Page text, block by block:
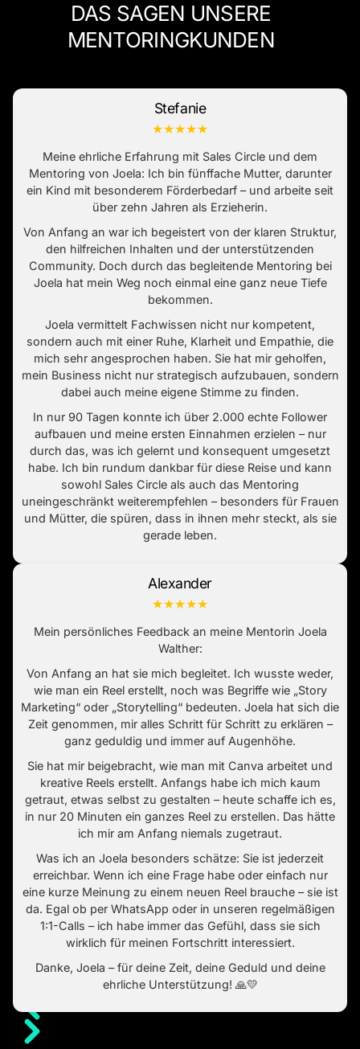
DAS SAGEN UNSERE
MENTORINGKUNDEN
Stefanie
★★★★★
Meine ehrliche Erfahrung mit Sales Circle und dem
Mentoring von Joela: Ich bin fünffache Mutter, darunter
ein Kind mit besonderem Förderbedarf – und arbeite seit
über zehn Jahren als Erzieherin.
Von Anfang an war ich begeistert von der klaren Struktur,
den hilfreichen Inhalten und der unterstützenden
Community. Doch durch das begleitende Mentoring bei
Joela hat mein Weg noch einmal eine ganz neue Tiefe
bekommen.
Joela vermittelt Fachwissen nicht nur kompetent,
sondern auch mit einer Ruhe, Klarheit und Empathie, die
mich sehr angesprochen haben. Sie hat mir geholfen,
mein Business nicht nur strategisch aufzubauen, sondern
dabei auch meine eigene Stimme zu finden.
In nur 90 Tagen konnte ich über 2.000 echte Follower
aufbauen und meine ersten Einnahmen erzielen – nur
durch das, was ich gelernt und konsequent umgesetzt
habe. Ich bin rundum dankbar für diese Reise und kann
sowohl Sales Circle als auch das Mentoring
uneingeschränkt weiterempfehlen – besonders für Frauen
und Mütter, die spüren, dass in ihnen mehr steckt, als sie
gerade leben.
Alexander
★★★★★
Mein persönliches Feedback an meine Mentorin Joela
Walther:
Von Anfang an hat sie mich begleitet. Ich wusste weder,
wie man ein Reel erstellt, noch was Begriffe wie „Story
Marketing“ oder „Storytelling“ bedeuten. Joela hat sich die
Zeit genommen, mir alles Schritt für Schritt zu erklären –
ganz geduldig und immer auf Augenhöhe.
Sie hat mir beigebracht, wie man mit Canva arbeitet und
kreative Reels erstellt. Anfangs habe ich mich kaum
getraut, etwas selbst zu gestalten – heute schaffe ich es,
in nur 20 Minuten ein ganzes Reel zu erstellen. Das hätte
ich mir am Anfang niemals zugetraut.
Was ich an Joela besonders schätze: Sie ist jederzeit
erreichbar. Wenn ich eine Frage habe oder einfach nur
eine kurze Meinung zu einem neuen Reel brauche – sie ist
da. Egal ob per WhatsApp oder in unseren regelmäßigen
1:1-Calls – ich habe immer das Gefühl, dass sie sich
wirklich für meinen Fortschritt interessiert.
Danke, Joela – für deine Zeit, deine Geduld und deine
ehrliche Unterstützung! 🙏💛